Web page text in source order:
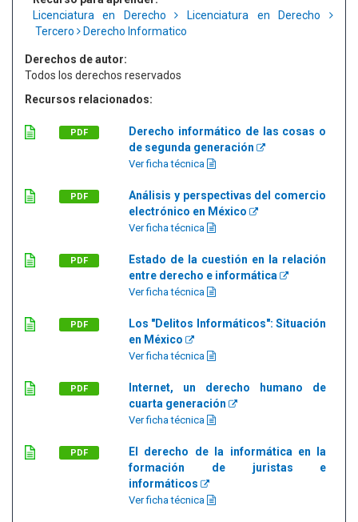
Licenciatura en Derecho
Licenciatura en Derecho
Tercero
Derecho Informatico
Derechos de autor:
Todos los derechos reservados
Recursos relacionados:
PDF
Derecho informático de las cosas o
de segunda generación
Ver ficha técnica
PDF
Análisis y perspectivas del comercio
electrónico en México
Ver ficha técnica
PDF
Estado de la cuestión en la relación
entre derecho e informática
Ver ficha técnica
PDF
Los "Delitos Informáticos": Situación
en México
Ver ficha técnica
PDF
Internet, un derecho humano de
cuarta generación
Ver ficha técnica
PDF
El derecho de la informática en la
formación de juristas e
informáticos
Ver ficha técnica